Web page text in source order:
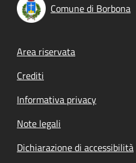
Comune di Borbona
Footer menu
Area riservata
Crediti
Informativa privacy
Note legali
Dichiarazione di accessibilità